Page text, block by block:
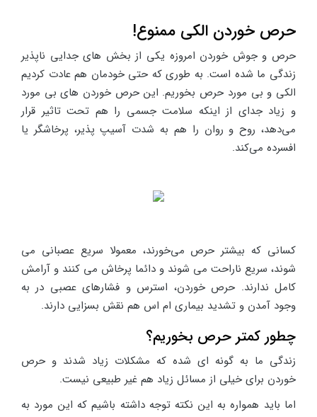
حرص خوردن الکی ممنوع!
حرص و جوش خوردن امروزه یکی از بخش های جدایی ناپذیر
زندگی ما شده است. به طوری که حتی خودمان هم عادت کردیم
الکی و بی مورد حرص بخوریم. این حرص خوردن های بی مورد
و زیاد جدای از اینکه سلامت جسمی را هم تحت تاثیر قرار
می‌دهد، روح و روان را هم به شدت آسیپ پذیر، پرخاشگر یا
افسرده می‌کند.
کسانی که بیشتر حرص می‌خورند، معمولا سریع عصبانی می
شوند، سریع ناراحت می شوند و دائما پرخاش می کنند و آرامش
کامل ندارند. حرص خوردن، استرس و فشارهای عصبی در به
وجود آمدن و تشدید بیماری ام اس هم نقش بسزایی دارند.
چطور کمتر حرص بخوریم؟
زندگی ما به گونه ای شده که مشکلات زیاد شدند و حرص
خوردن برای خیلی از مسائل زیاد هم غیر طبیعی نیست.
اما باید همواره به این نکته توجه داشته باشیم که این مورد به